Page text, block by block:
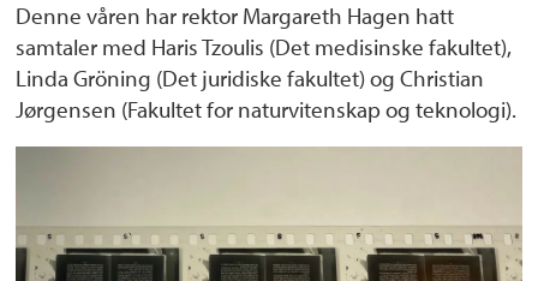
Denne våren har rektor Margareth Hagen hatt
samtaler med Haris Tzoulis (Det medisinske fakultet),
Linda Gröning (Det juridiske fakultet) og Christian
Jørgensen (Fakultet for naturvitenskap og teknologi).